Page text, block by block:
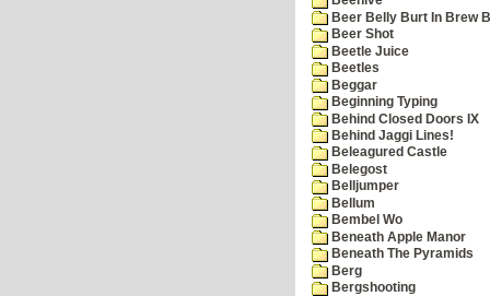
Beer Belly Burt In Brew
Beer Shot
Beetle Juice
Beetles
Beggar
Beginning Typing
Behind Closed Doors IX
Behind Jaggi Lines!
Beleagured Castle
Belegost
Belljumper
Bellum
Bembel Wo
Beneath Apple Manor
Beneath The Pyramids
Berg
Bergshooting